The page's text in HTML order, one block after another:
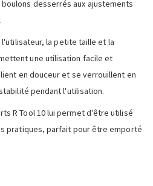
desserrés aux ajustements
la petite taille et la
une utilisation facile et
en douceur et se verrouillent en
pendant l'utilisation.
R Tool 10 lui permet d'être utilisé
pratiques, parfait pour être emporté